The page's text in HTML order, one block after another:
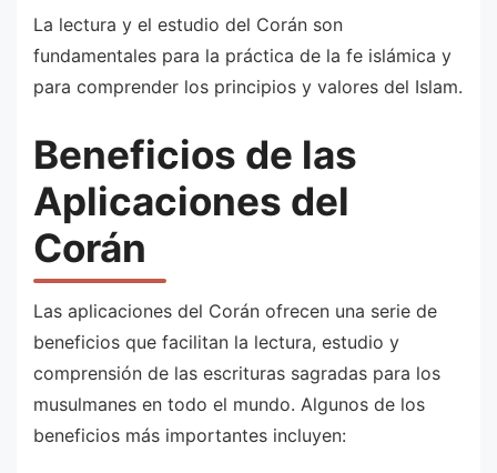
La lectura y el estudio del Corán son
fundamentales para la práctica de la fe islámica y
para comprender los principios y valores del Islam.
Beneficios de las
Aplicaciones del
Corán
Las aplicaciones del Corán ofrecen una serie de
beneficios que facilitan la lectura, estudio y
comprensión de las escrituras sagradas para los
musulmanes en todo el mundo. Algunos de los
beneficios más importantes incluyen: